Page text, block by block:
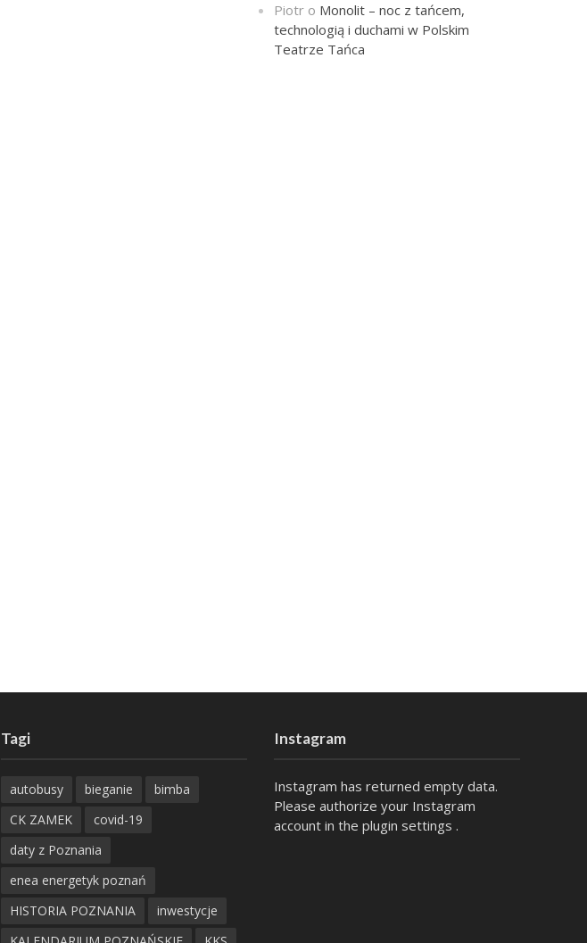
Piotr o Monolit – noc z tańcem,
technologią i duchami w Polskim
Teatrze Tańca
Tagi
autobusy bieganie
bimba
CK ZAMEK
covid-19
daty z Poznania
enea energetyk poznań
HISTORIA POZNANIA
inwestycje
Instagram
Instagram has returned empty data.
Please authorize your Instagram
account in the plugin settings .